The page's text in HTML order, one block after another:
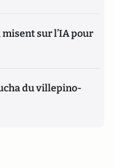
sur l’IA pour
du villepino-